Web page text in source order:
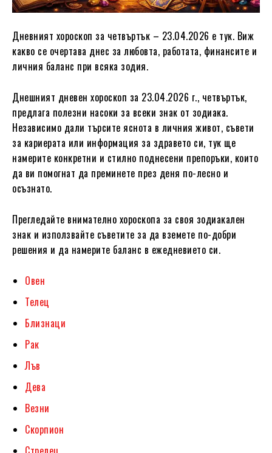
Дневният хороскоп за четвъртък – 23.04.2026 е тук. Виж
какво се очертава днес за любовта, работата, финансите и
личния баланс при всяка зодия.
Днешният дневен хороскоп за 23.04.2026 г., четвъртък,
предлага полезни насоки за всеки знак от зодиака.
Независимо дали търсите яснота в личния живот, съвети
за кариерата или информация за здравето си, тук ще
намерите конкретни и стилно поднесени препоръки, които
да ви помогнат да преминете през деня по-лесно и
осъзнато.
Прегледайте внимателно хороскопа за своя зодиакален
знак и използвайте съветите за да вземете по-добри
решения и да намерите баланс в ежедневието си.
Овен
Телец
Близнаци
Рак
Лъв
Дева
Везни
Скорпион